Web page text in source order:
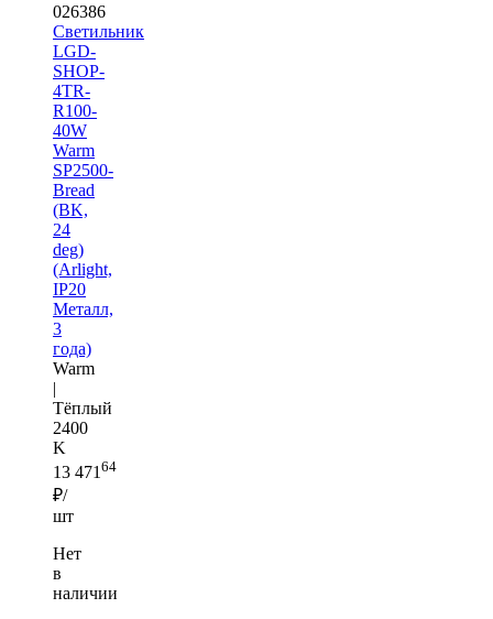
026386
Светильник
LGD-
SHOP-
4TR-
R100-
40W
Warm
SP2500-
Bread
(BK,
24
deg)
(Arlight,
IP20
Металл,
3
года)
Warm
|
Тёплый
2400
K
13 471 64
₽/
шт
Нет
в
наличии